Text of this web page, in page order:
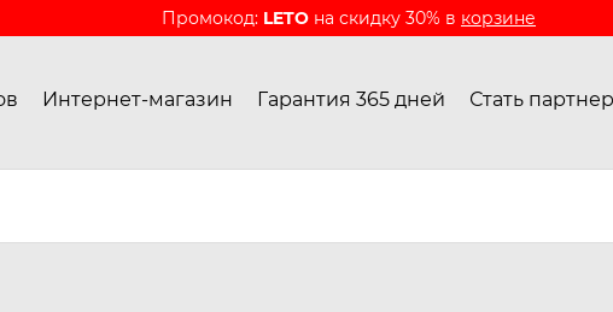
Промокод: LETO на скидку 30% в корзине
Интернет-магазин Гарантия 365 дней Стать